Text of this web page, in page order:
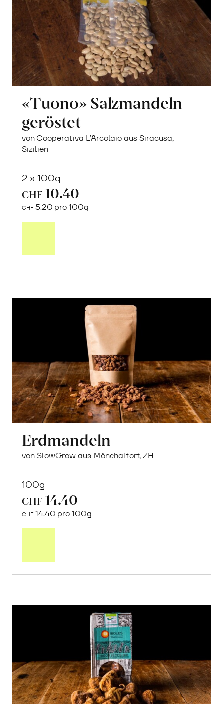
«Tuono» Salzmandeln
geröstet
von Cooperativa L’Arcolaio aus Siracusa,
Sizilien
2 x 100g
CHF 10.40
CHF 5.20 pro 100g
Erdmandeln
von SlowGrow aus Mönchaltorf, ZH
100g
CHF 14.40
CHF 14.40 pro 100g